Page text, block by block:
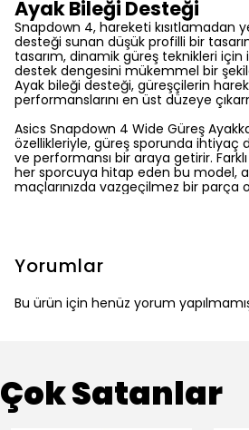
Ayak Bileği Desteği
Snapdown 4, hareketi kısıtlamadan
desteği sunan düşük profilli bir
tasarım, dinamik güreş teknikleri için
destek dengesini mükemmel bir
Ayak bileği desteği, güreşçilerin
performanslarını en üst düzeye
Asics Snapdown 4 Wide Güreş
özellikleriyle, güreş sporunda ihtiyaç
ve performansı bir araya getirir.
her sporcuya hitap eden bu model,
maçlarınızda vazgeçilmez bir parça
Yorumlar
Bu ürün için henüz yorum
Çok Satanlar